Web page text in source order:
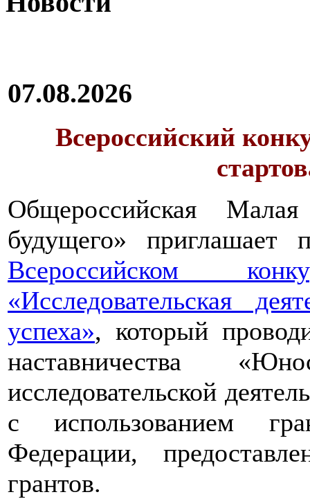
07.08.2026
Всероссийский
Общероссийская
будущего» приглашает
Всероссийском
«Исследовательская
успеха», который
наставничества
исследовательской
с использованием
Федерации,
грантов.